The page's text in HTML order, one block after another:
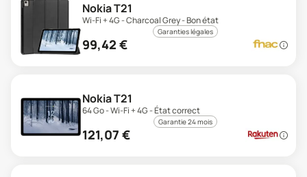
Nokia T21
Wi-Fi + 4G - Charcoal Grey - Bon état
Garanties légales
99,42 €
Nokia T21
64 Go - Wi-Fi + 4G - État correct
Garantie 24 mois
121,07 €